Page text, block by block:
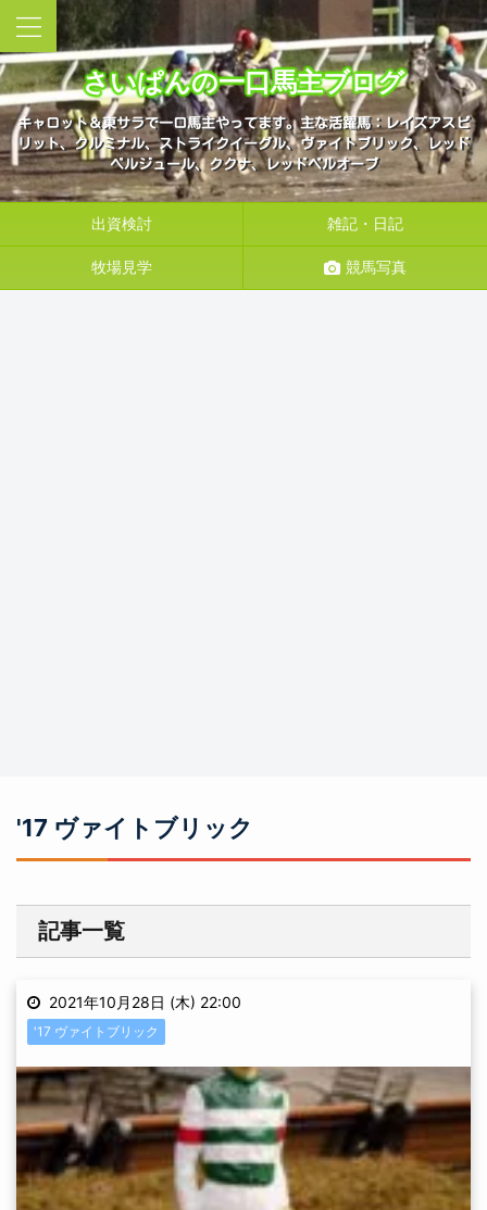
さいぱんの一口馬主ブログ
キャロット＆東サラで一口馬主やってます。主な活躍馬：レイズアスピ
リット、クルミナル、ストライクイーグル、ヴァイトブリック、レッド
ベルジュール、ククナ、レッドベルオーブ
出資検討 雑記・日記
牧場見学 競馬写真
'17 ヴァイトブリック
記事一覧
2021年10月28日 (木) 22:00
'17 ヴァイトブリック